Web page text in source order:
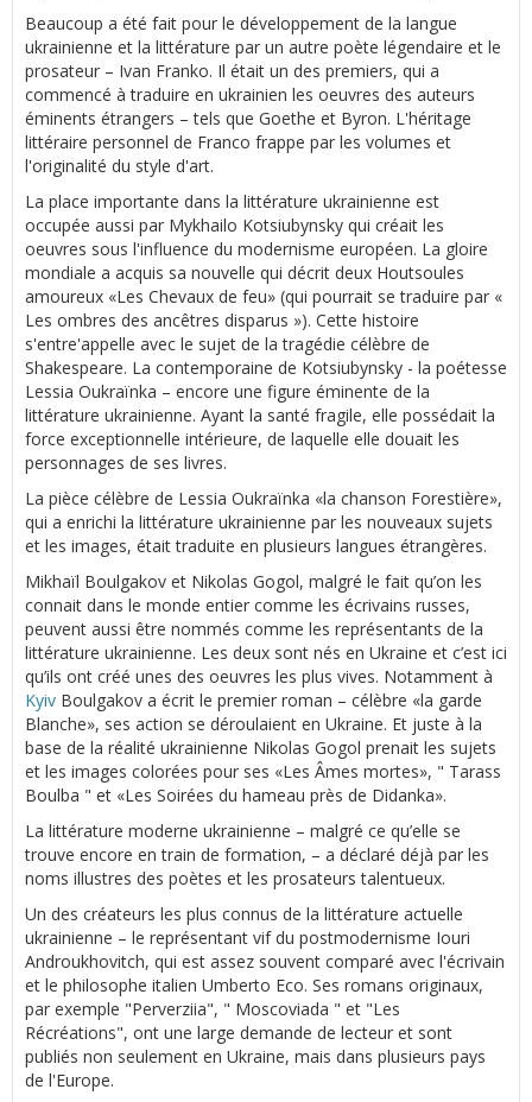
Beaucoup a été fait pour le développement de la langue
ukrainienne et la littérature par un autre poète légendaire et le
prosateur – Ivan Franko. Il était un des premiers, qui a
commencé à traduire en ukrainien les oeuvres des auteurs
éminents étrangers – tels que Goethe et Byron. L'héritage
littéraire personnel de Franco frappe par les volumes et
l'originalité du style d'art.
La place importante dans la littérature ukrainienne est
occupée aussi par Mykhailo Kotsiubynsky qui créait les
oeuvres sous l'influence du modernisme européen. La gloire
mondiale a acquis sa nouvelle qui décrit deux Houtsoules
amoureux «Les Chevaux de feu» (qui pourrait se traduire par «
Les ombres des ancêtres disparus »). Cette histoire
s'entre'appelle avec le sujet de la tragédie célèbre de
Shakespeare. La contemporaine de Kotsiubynsky - la poétesse
Lessia Oukraïnka – encore une figure éminente de la
littérature ukrainienne. Ayant la santé fragile, elle possédait la
force exceptionnelle intérieure, de laquelle elle douait les
personnages de ses livres.
La pièce célèbre de Lessia Oukraïnka «la chanson Forestière»,
qui a enrichi la littérature ukrainienne par les nouveaux sujets
et les images, était traduite en plusieurs langues étrangères.
Mikhaïl Boulgakov et Nikolas Gogol, malgré le fait qu’on les
connait dans le monde entier comme les écrivains russes,
peuvent aussi être nommés comme les représentants de la
littérature ukrainienne. Les deux sont nés en Ukraine et c’est ici
qu’ils ont créé unes des oeuvres les plus vives. Notamment à
Kyiv Boulgakov a écrit le premier roman – célèbre «la garde
Blanche», ses action se déroulaient en Ukraine. Et juste à la
base de la réalité ukrainienne Nikolas Gogol prenait les sujets
et les images colorées pour ses «Les Âmes mortes», " Tarass
Boulba " et «Les Soirées du hameau près de Didanka».
La littérature moderne ukrainienne – malgré ce qu’elle se
trouve encore en train de formation, – a déclaré déjà par les
noms illustres des poètes et les prosateurs talentueux.
Un des créateurs les plus connus de la littérature actuelle
ukrainienne – le représentant vif du postmodernisme Iouri
Androukhovitch, qui est assez souvent comparé avec l'écrivain
et le philosophe italien Umberto Eco. Ses romans originaux,
par exemple "Perverziia", " Moscoviada " et "Les
Récréations", ont une large demande de lecteur et sont
publiés non seulement en Ukraine, mais dans plusieurs pays
de l'Europe.